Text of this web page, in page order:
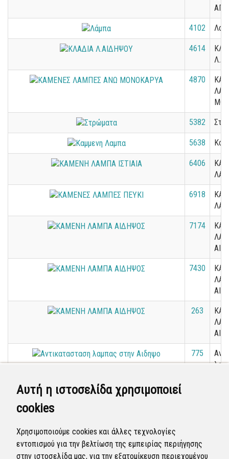
Αυτή η ιστοσελίδα χρησιμοποιεί
cookies
Χρησιμοποιούμε cookies και άλλες τεχνολογίες
εντοπισμού για την βελτίωση της εμπειρίας περιήγησης
στην ιστοσελίδα μας, για την εξατομίκευση περιεχομένου
4102
4614
4870
5382
5638
6406
6918
7174
7430
263
775